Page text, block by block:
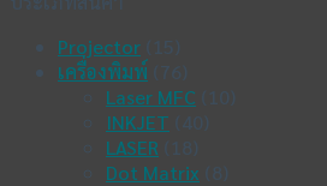
2480
ชิ้นProjector (15)
เครื่องพิมพ์ (76)
Laser MFC (10)
INKJET (40)
LASER (18)
Dot Matrix (8)